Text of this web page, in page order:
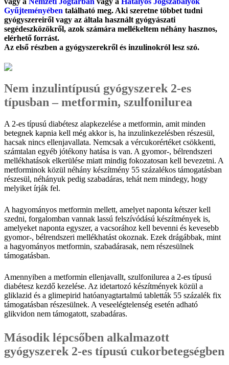
Gyűjteményében található meg. Aki szeretne többet tudni
gyógyszereiről vagy az általa használt gyógyászati
segédeszközökről, azok számára mellékeltem néhány hasznos,
elérhető forrást.
Az első részben a gyógyszerekről és inzulinokról lesz szó.
Nem inzulintípusú gyógyszerek 2-es
típusban – metformin, szulfonilurea
A 2-es típusú diabétesz alapkezelése a metformin, amit minden
betegnek kapnia kell még akkor is, ha inzulinkezelésben részesül,
hacsak nincs ellenjavallata. Nemcsak a vércukorértéket csökkenti,
számtalan egyéb jótékony hatása is van. A gyomor-, bélrendszeri
mellékhatások elkerülése miatt mindig fokozatosan kell bevezetni. A
metforminok közül néhány készítmény 55 százalékos támogatásban
részesül, néhányuk pedig szabadáras, tehát nem mindegy, hogy
melyiket írják fel.
A hagyományos metformin mellett, amelyet naponta kétszer kell
szedni, forgalomban vannak lassú felszívódású készítmények is,
amelyeket naponta egyszer, a vacsorához kell bevenni és kevesebb
gyomor-, bélrendszeri mellékhatást okoznak. Ezek drágábbak, mint
a hagyományos metformin, szabadárasak, nem részesülnek
támogatásban.
Amennyiben a metformin ellenjavallt, szulfonilurea a 2-es típusú
diabétesz kezdő kezelése. Az idetartozó készítmények közül a
gliklazid és a glimepirid hatóanyagtartalmú tabletták 55 százalék fix
támogatásban részesülnek. A veseelégtelenség esetén adható
glikvidon nem támogatott, szabadáras.
Második lépcsőben alkalmazott
gyógyszerek 2-es típusú cukorbetegségben